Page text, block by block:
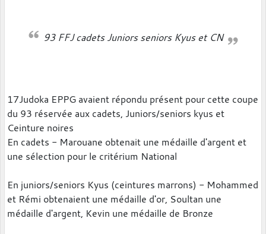
93 FFJ cadets Juniors seniors Kyus et CN
17Judoka EPPG avaient répondu présent pour cette coupe
du 93 réservée aux cadets, Juniors/seniors kyus et
Ceinture noires
En cadets - Marouane obtenait une médaille d'argent et
une sélection pour le critérium National
En juniors/seniors Kyus (ceintures marrons) - Mohammed
et Rémi obtenaient une médaille d'or, Soultan une
médaille d'argent, Kevin une médaille de Bronze